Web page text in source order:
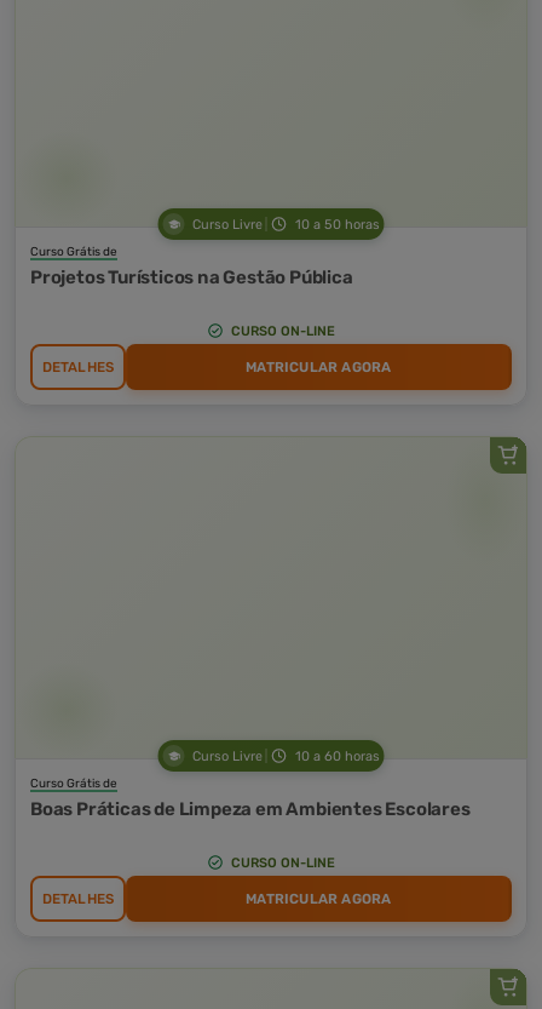
Curso Livre 10 a 50 horas
Curso Grátis de
Projetos Turísticos na Gestão Pública
CURSO ON-LINE
DETALHES MATRICULAR AGORA
Curso Livre 10 a 60 horas
Curso Grátis de
Boas Práticas de Limpeza em Ambientes Escolares
CURSO ON-LINE
DETALHES MATRICULAR AGORA